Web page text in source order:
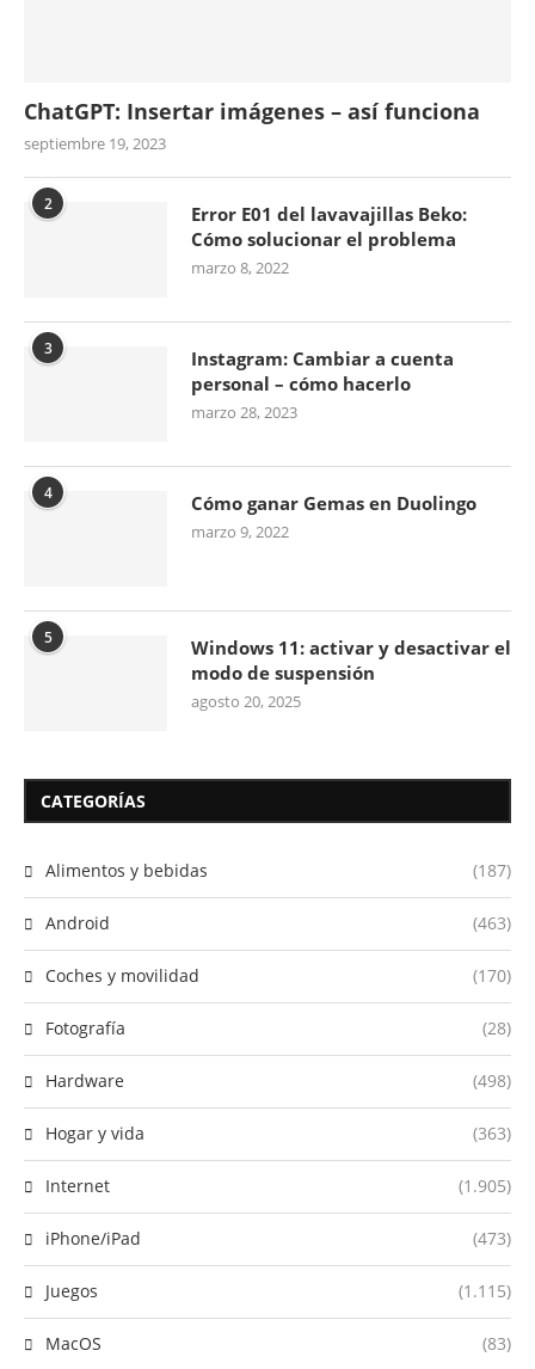
ChatGPT: Insertar imágenes – así funciona
septiembre 19, 2023
2
Error E01 del lavavajillas Beko:
Cómo solucionar el problema
marzo 8, 2022
3
Instagram: Cambiar a cuenta
personal – cómo hacerlo
marzo 28, 2023
4 Cómo ganar Gemas en Duolingo
marzo 9, 2022
5
Windows 11: activar y desactivar el
modo de suspensión
agosto 20, 2025
CATEGORÍAS
Alimentos y bebidas (187)
Android (463)
Coches y movilidad (170)
Fotografía (28)
Hardware (498)
Hogar y vida (363)
Internet (1.905)
iPhone/iPad (473)
Juegos (1.115)
MacOS (83)